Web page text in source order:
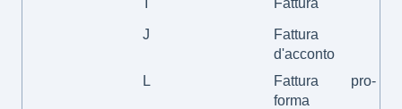
Fattura
J
Fattura
d'acconto
L
Fattura pro-
forma